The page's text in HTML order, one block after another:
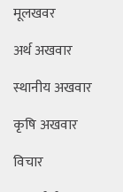
मूलखवर
अर्थ अखवार
स्थानीय अखवार
कृषि अखवार
विचार